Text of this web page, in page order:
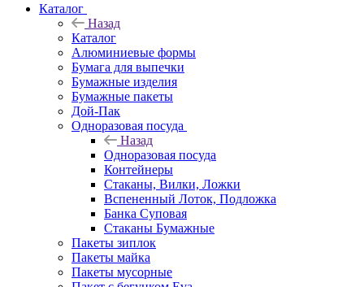
Каталог
Назад
Каталог
Алюминиевые формы
Бумага для выпечки
Бумажные изделия
Бумажные пакеты
Дой-Пак
Одноразовая посуда
Назад
Одноразовая посуда
Контейнеры
Стаканы, Вилки, Ложки
Вспененный Лоток, Подложка
Банка Суповая
Стаканы Бумажные
Пакеты зиплок
Пакеты майка
Пакеты мусорные